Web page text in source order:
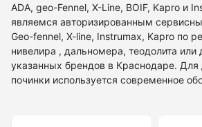
ADA, geo-Fennel, X-Line, BOIF, Kapro и
являемся авторизированным
Geo-fennel, X-line, Instrumax, Kapro по
нивелира , дальномера, теодолита или
указанных брендов в Краснодаре. Для
починки используется современное
Навигатор
Угломеры и уровни